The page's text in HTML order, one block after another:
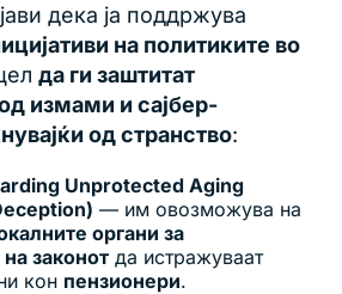
дека ја поддржува
на политиките во
да ги заштитат
измами и сајбер-
од странство:
Unprotected Aging
— им овозможува на
органи за
законот да истражуваат
кон пензионери.